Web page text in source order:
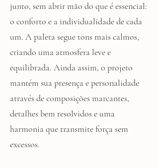
junto, sem abrir mão do que é essencial:
o conforto e a individualidade de cada
um. A paleta segue tons mais calmos,
criando uma atmosfera leve e
equilibrada. Ainda assim, o projeto
mantém sua presença e personalidade
através de composições marcantes,
detalhes bem resolvidos e uma
harmonia que transmite força sem
excessos.